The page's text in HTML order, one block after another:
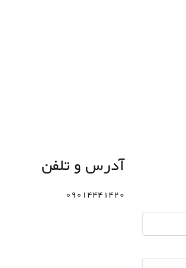
آدرس و تلفن
09014441420